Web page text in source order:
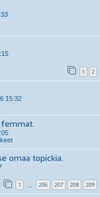
1 2
15:32
omaa topickia.
1 206 207 208 209